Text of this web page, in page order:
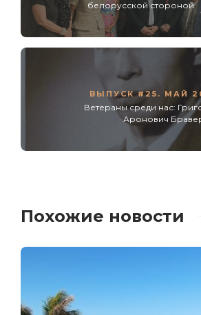
белорусской стороной
ВЫПУСК #25. МАЙ
Ветераны среди нас:
Аронович
Похожие новости